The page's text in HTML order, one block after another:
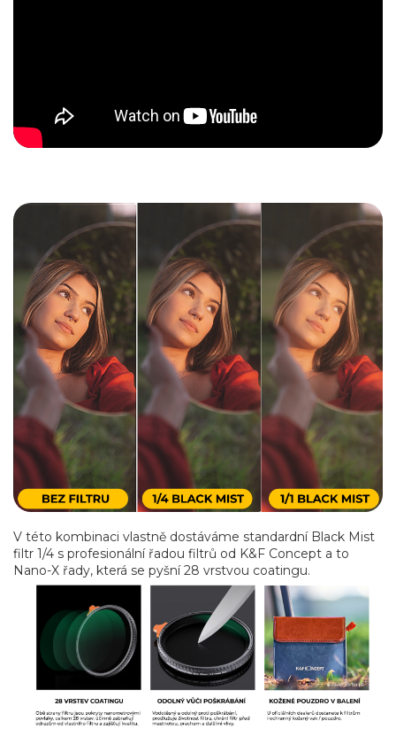
V této kombinaci vlastně dostáváme standardní Black Mist
filtr 1/4 s profesionální řadou filtrů od K&F Concept a to
Nano-X řady, která se pyšní 28 vrstvou coatingu.